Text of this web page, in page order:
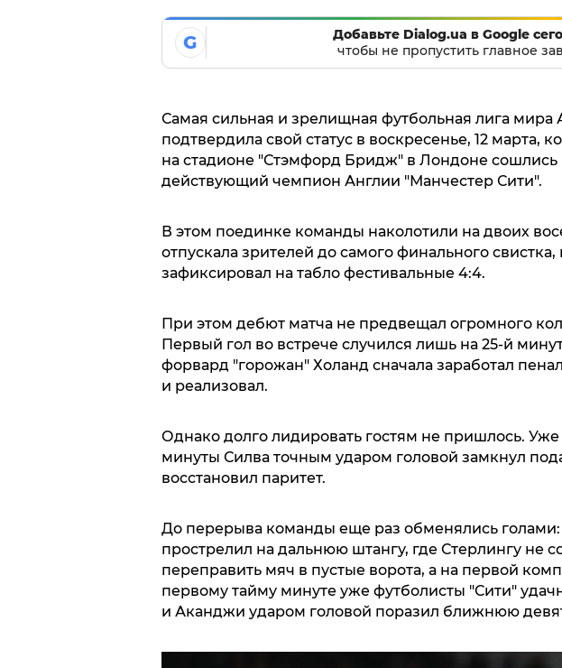
G
Добавьте Dialog.ua в Google
чтобы не пропустить главное
Самая сильная и зрелищная футбольная лига мира
подтвердила свой статус в воскресенье, 12 марта,
на стадионе "Стэмфорд Бридж" в Лондоне
действующий чемпион Англии "Манчестер Сити".
В этом поединке команды наколотили на двоих
отпускала зрителей до самого финального свистка,
зафиксировал на табло фестивальные 4:4.
При этом дебют матча не предвещал огромного
Первый гол во встрече случился лишь на 25-й
форвард "горожан" Холанд сначала заработал
и реализовал.
Однако долго лидировать гостям не пришлось. Уже
минуты Силва точным ударом головой замкнул
восстановил паритет.
До перерыва команды еще раз обменялись
прострелил на дальнюю штангу, где Стерлингу не
переправить мяч в пустые ворота, а на первой
первому тайму минуте уже футболисты "Сити"
и Аканджи ударом головой поразил ближнюю